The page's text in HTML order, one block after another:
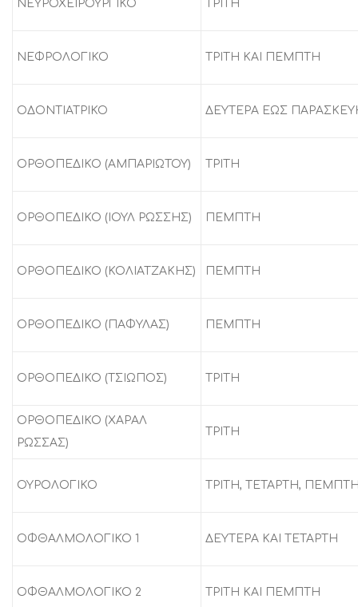
ΝΕΥΡΟΧΕΙΡΟΥΡΓΙΚΟ ΤΡΙΤΗ
ΝΕΦΡΟΛΟΓΙΚΟ ΤΡΙΤΗ ΚΑΙ ΠΕΜΠΤΗ
ΟΔΟΝΤΙΑΤΡΙΚΟ ΔΕΥΤΕΡΑ ΕΩΣ
ΟΡΘΟΠΕΔΙΚΟ (ΑΜΠΑΡΙΩΤΟΥ) ΤΡΙΤΗ
ΟΡΘΟΠΕΔΙΚΟ (ΙΟΥΛ ΡΩΣΣΗΣ) ΠΕΜΠΤΗ
ΟΡΘΟΠΕΔΙΚΟ (ΚΟΛΙΑΤΖΑΚΗΣ) ΠΕΜΠΤΗ
ΟΡΘΟΠΕΔΙΚΟ (ΠΑΦΥΛΑΣ) ΠΕΜΠΤΗ
ΟΡΘΟΠΕΔΙΚΟ (ΤΣΙΩΠΟΣ) ΤΡΙΤΗ
ΟΡΘΟΠΕΔΙΚΟ (ΧΑΡΑΛ
ΡΩΣΣΑΣ)
ΤΡΙΤΗ
ΟΥΡΟΛΟΓΙΚΟ ΤΡΙΤΗ, ΤΕΤΑΡΤΗ,
ΟΦΘΑΛΜΟΛΟΓΙΚΟ 1 ΔΕΥΤΕΡΑ ΚΑΙ ΤΕΤΑΡΤΗ
ΟΦΘΑΛΜΟΛΟΓΙΚΟ 2 ΤΡΙΤΗ ΚΑΙ ΠΕΜΠΤΗ